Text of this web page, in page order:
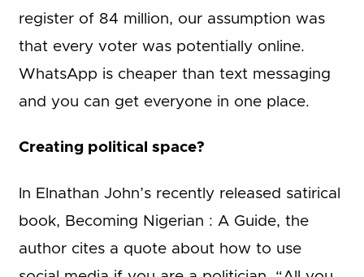
register of 84 million, our assumption was
that every voter was potentially online.
WhatsApp is cheaper than text messaging
and you can get everyone in one place.
Creating political space?
In Elnathan John’s recently released satirical
book, Becoming Nigerian : A Guide, the
author cites a quote about how to use